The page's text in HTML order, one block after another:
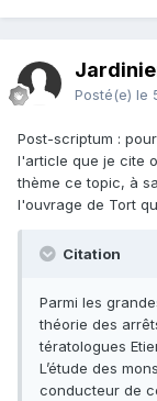
Posté(e) le
Post-scriptum :
l'article que je cite
thème ce topic, à
l'ouvrage de Tort
Citation
Parmi les
théorie des
tératologues
L’étude des
conducteur de